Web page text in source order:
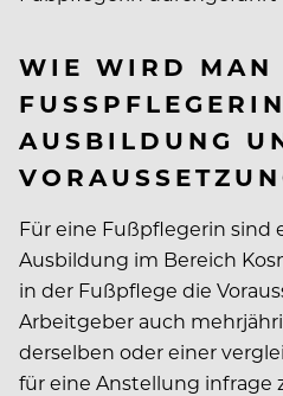
WIE WIRD MAN
FUSSPFLEGERIN?
USBILDUNG
ORAUSSETZUNG
Für eine Fußpflegerin sind
Ausbildung im Bereich
in der Fußpflege die
Arbeitgeber auch
derselben oder einer
für eine Anstellung infrage